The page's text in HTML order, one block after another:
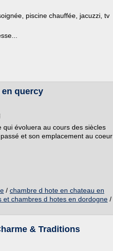
piscine chauffée, jacuzzi, tv
en quercy
qui évoluera au cours des siècles
et son emplacement au coeur
/ chambre d hote en chateau en
et chambres d hotes en dordogne /
& Traditions